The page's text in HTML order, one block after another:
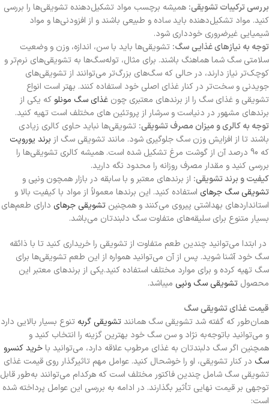
بررسی ترکیبات تشویقی: همیشه برچسب مواد تشکیل‌دهنده تشویقی‌ها را بررسی
کنید. مواد تشکیل‌دهنده باید ساده و طبیعی باشند و از افزودنی‌ها و مواد
شیمیایی غیرضروری خودداری شود.
توجه به نیازهای غذایی سگ: تشویقی‌ها باید با سن، اندازه، وزن و وضعیت
سلامتی سگ شما هماهنگ باشند. برای مثال، توله‌سگ‌ها به تشویقی‌های نرم‌تر و
کوچک‌تر نیاز دارند، در حالی که سگ‌های بزرگ‌تر می‌توانند از تشویقی‌های
جویدنی و سخت‌تر در کنار غذای اصلی خود استفاده کنند. بهتر است انواع
تشویقی و غذای سگ را از برندهای معتبری چون غذای سگ مونلو که یکی از
برندهای مشهور در دنیاست و سرشار از پروتئین های مختلف است تهیه کنید.
توجه به کالری و میزان مصرف تشویقی: تشویقی‌ها نباید حاوی کالری زیادی
باشند تا از افزایش وزن سگ جلوگیری شود. مانند تشویقی سگ از برند یوروپت
که 90 درصد آن از گوشت مرغ تشکیل شده است. همیشه کالری تشویقی‌ها را
بررسی کنید و مقدار مصرف روزانه را محدود نگه دارید.
کیفیت و برند تشویقی: از برندهای معتبر و با سابقه در بازار همچون ونپی و
تشویقی سگ جرهای استفاده کنید. این برندها معمولاً از مواد با کیفیت بالا و
استانداردهای بهداشتی پیروی می‌کنند و همچنین تشویقی جرهای دارای طعم‌های
بسیار متنوع برای سلیقه‌های متفاوت سگ دلبندتان می‌باشد.
در ابتدا می‌توانید چندین طعم متفاوت از تشویقی را خریداری کنید تا با ذائقه
سگ خود آشنا شوید. پس از آن می‌توانید همواره از این طعم تشویقی‌ها برای
سگ تهیه کرده و برای موارد مختلف استفاده کنید.یکی از برندهای معتبر این
محصول تشویقی سگ ونپی میباشد.
قیمت غذای تشویقی سگ
همان‌طور که گفته شد تشویقی سگ همانندتشویقی گربه تنوع بسیار بالایی دارد
و می‌توانید باتوجه‌به نژاد و سن سگ خود بهترین گزینه را انتخاب کنید و
همچنین اگر سگ دلبندتان به غذای مرطوب علاقه دارد، می‌توانید باخرید کنسرو
سگ در کنار تشویقی، او را خوشحال کنید. عوامل مهم تاثیرگذار روی قیمت غذای
تشویقی سگ شامل چندین فاکتور مختلف است که هرکدام می‌توانند به‌طور قابل
توجهی بر قیمت نهایی تأثیر بگذارند. در ادامه به بررسی این عوامل پرداخته شده
است: